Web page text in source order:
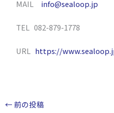
MAIL info@sealoop.jp
TEL 082-879-1778
URL https://
← 前の投稿